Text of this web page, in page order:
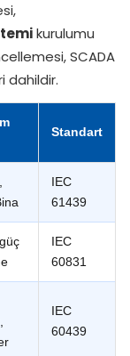
kurulumu
SCADA
dahildir.
Standart
IEC
61439
IEC
60831
IEC
60439